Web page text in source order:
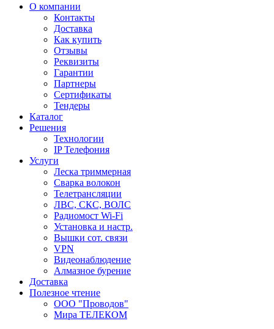
О компании
Контакты
Доставка
Как купить
Отзывы
Реквизиты
Гарантии
Партнеры
Сертификаты
Тендеры
Каталог
Решения
Технологии
IP Телефония
Услуги
Леска триммерная
Сварка волокон
Телетрансляции
ЛВС, СКС, ВОЛС
Радиомост Wi-Fi
Установка и настр.
Вышки сот. связи
VPN
Видеонаблюдение
Алмазное бурение
Доставка
Полезное чтение
ООО "Проводов"
Мира ТЕЛЕКОМ